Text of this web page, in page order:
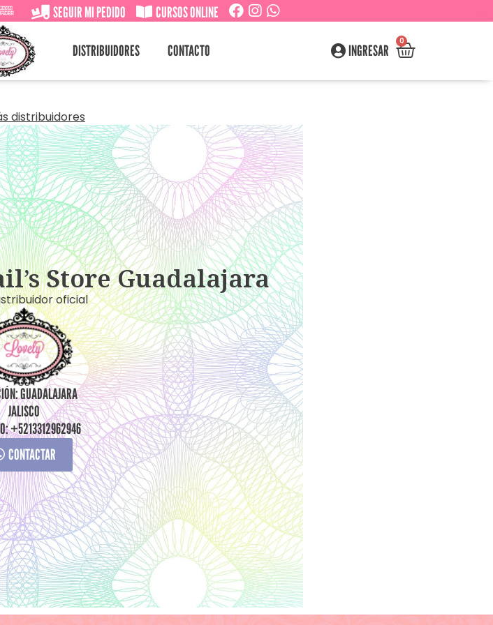
SEGUIR MI PEDIDO CURSOS ONLINE
DISTRIBUIDORES CONTACTO INGRESAR
0
distribuidores
Store Guadalajara
oficial
GUADALAJARA
JALISCO
+5213312962946
CONTACTAR